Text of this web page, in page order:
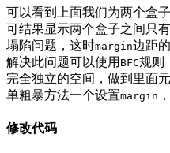
可以看到上面我们为两个盒
可结果显示两个盒子之间只有
塌陷问题，这时margin边距
解决此问题可以使用 BFC规则
完全独立的空间，做到里面
单粗暴方法一个设置margin
修改代码